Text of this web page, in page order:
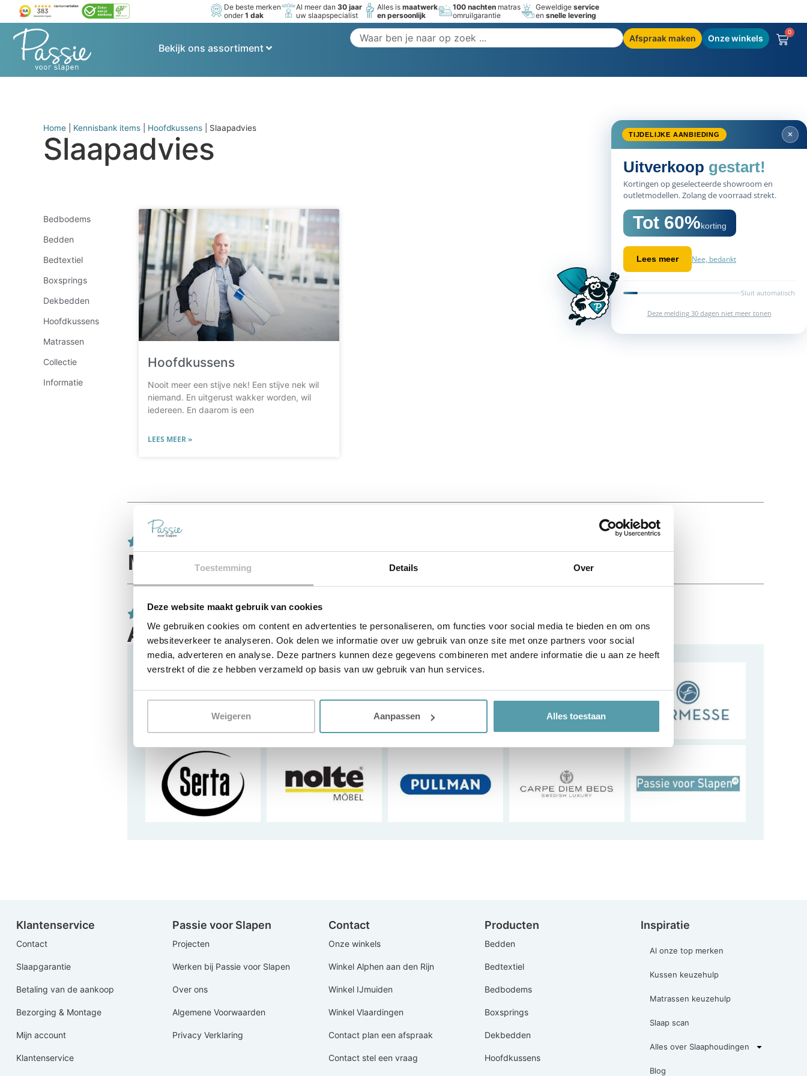
Toestemming Details Over
Deze website maakt gebruik van cookies
We gebruiken cookies om content en advertenties te personaliseren, om functies voor social media te bieden en om ons
websiteverkeer te analyseren. Ook delen we informatie over uw gebruik van onze site met onze partners voor social
media, adverteren en analyse. Deze partners kunnen deze gegevens combineren met andere informatie die u aan ze heeft
verstrekt of die ze hebben verzameld op basis van uw gebruik van hun services.
Weigeren Aanpassen Alles toestaan
De beste merken
onder1 dak
Al meer dan30 jaar
uw slaapspecialist
Alles ismaatwerk
en persoonlijk
100 nachten matras
omruilgarantie
Geweldigeservice
ensnelle levering
Bekijk ons assortiment
Afspraak maken Onze winkels
0
TIJDELIJKE AANBIEDING ✕
Uitverkoop gestart!
Kortingen op geselecteerde showroom en
outletmodellen. Zolang de voorraad strekt.
Tot 60%korting
Lees meer Nee, bedankt
Sluit automatisch
Deze melding 30 dagen niet meer tonen
Home Kennisbank items Hoofdkussens Slaapadvies
Slaapadvies
Bedbodems
Bedden
Bedtextiel
Boxsprings
Dekbedden
Hoofdkussens
Matrassen
Collectie
Informatie
Hoofdkussens
Nooit meer een stijve nek! Een stijve nek wil
niemand. En uitgerust wakker worden, wil
iedereen. En daarom is een
LEES MEER »
Meer over Slaapadvies
Alleen de béste merken bij Passie voor Slapen
Klantenservice
Contact
Slaapgarantie
Betaling van de aankoop
Bezorging & Montage
Mijn account
Klantenservice
Passie voor Slapen
Projecten
Werken bij Passie voor Slapen
Over ons
Algemene Voorwaarden
Privacy Verklaring
Contact
Onze winkels
Winkel Alphen aan den Rijn
Winkel IJmuiden
Winkel Vlaardingen
Contact plan een afspraak
Contact stel een vraag
Producten
Bedden
Bedtextiel
Bedbodems
Boxsprings
Dekbedden
Hoofdkussens
Inspiratie
Al onze top merken
Kussen keuzehulp
Matrassen keuzehulp
Slaap scan
Alles over Slaaphoudingen
Blog